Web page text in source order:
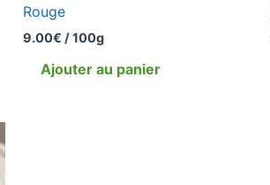
Rouge
9.00€ / 100g
Ajouter au panier